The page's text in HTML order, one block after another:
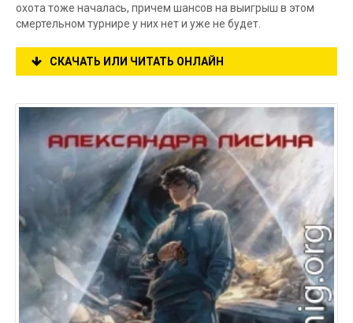
охота тоже началась, причем шансов на выигрыш в этом
смертельном турнире у них нет и уже не будет.
СКАЧАТЬ ИЛИ ЧИТАТЬ ОНЛАЙН